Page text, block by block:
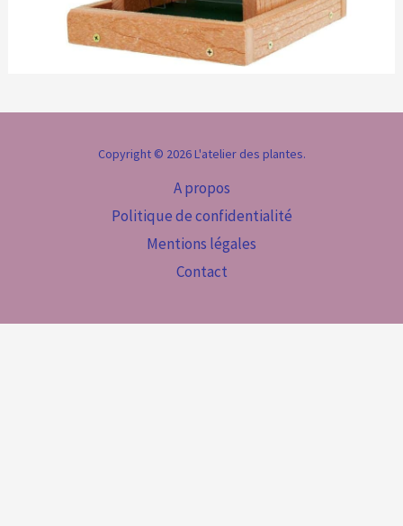
Copyright © 2026 L'atelier des plantes.
A propos
Politique de confidentialité
Mentions légales
Contact